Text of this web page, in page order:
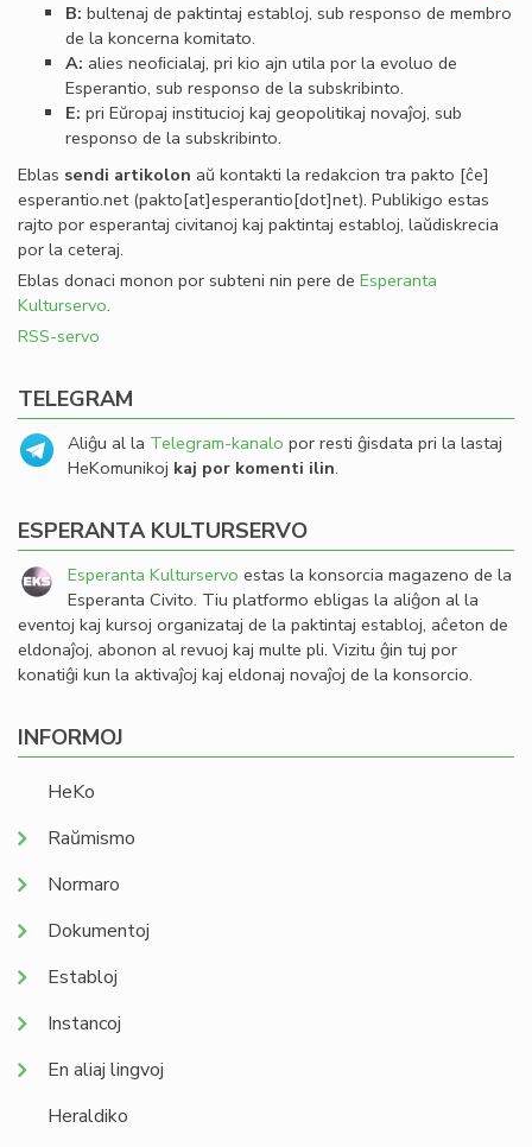
B: bultenaj de paktintaj establoj, sub responso de membro
de la koncerna komitato.
A: alies neoﬁcialaj, pri kio ajn utila por la evoluo de
Esperantio, sub responso de la subskribinto.
E: pri Eŭropaj institucioj kaj geopolitikaj novaĵoj, sub
responso de la subskribinto.
Eblas sendi artikolon aŭ kontakti la redakcion tra pakto [ĉe]
esperantio.net(pakto[at]esperantio[dot]net). Publikigo estas
rajto por esperantaj civitanoj kaj paktintaj establoj, laŭdiskrecia
por la ceteraj.
Eblas donaci monon por subteni nin pere de Esperanta
Kulturservo.
RSS-servo
TELEGRAM
Aliĝu al la Telegram-kanalo por resti ĝisdata pri la lastaj
HeKomunikoj kaj por komenti ilin.
ESPERANTA KULTURSERVO
Esperanta Kulturservo estas la konsorcia magazeno de la
Esperanta Civito. Tiu platformo ebligas la aliĝon al la
eventoj kaj kursoj organizataj de la paktintaj establoj, aĉeton de
eldonaĵoj, abonon al revuoj kaj multe pli. Vizitu ĝin tuj por
konatiĝi kun la aktivaĵoj kaj eldonaj novaĵoj de la konsorcio.
INFORMOJ
HeKo
Raŭmismo
Normaro
Dokumentoj
Establoj
Instancoj
En aliaj lingvoj
Heraldiko